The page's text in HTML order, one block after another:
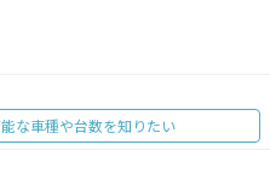
な車種や台数を知りたい